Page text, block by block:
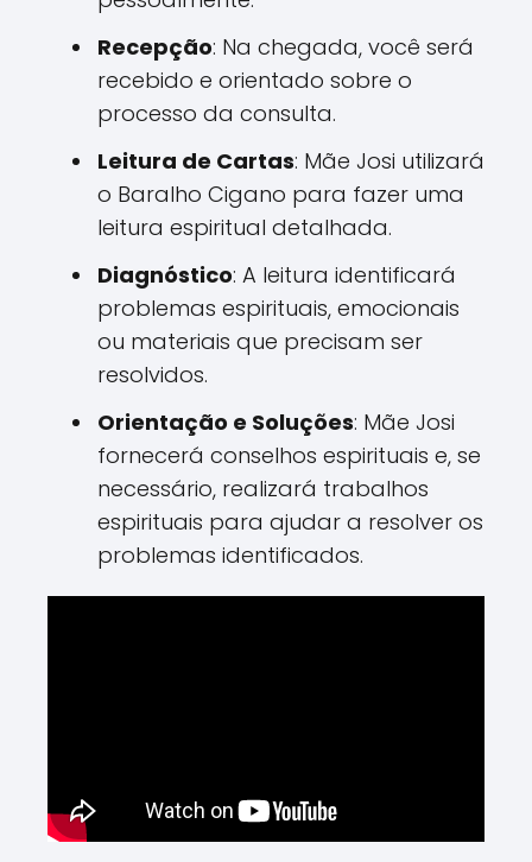
Recepção: Na chegada, você será
recebido e orientado sobre o
processo da consulta.
Leitura de Cartas: Mãe Josi utilizará
o Baralho Cigano para fazer uma
leitura espiritual detalhada.
Diagnóstico: A leitura identificará
problemas espirituais, emocionais
ou materiais que precisam ser
resolvidos.
Orientação e Soluções: Mãe Josi
fornecerá conselhos espirituais e, se
necessário, realizará trabalhos
espirituais para ajudar a resolver os
problemas identificados.